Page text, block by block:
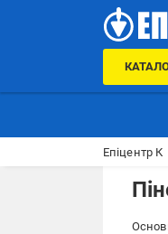
Епіцентр К